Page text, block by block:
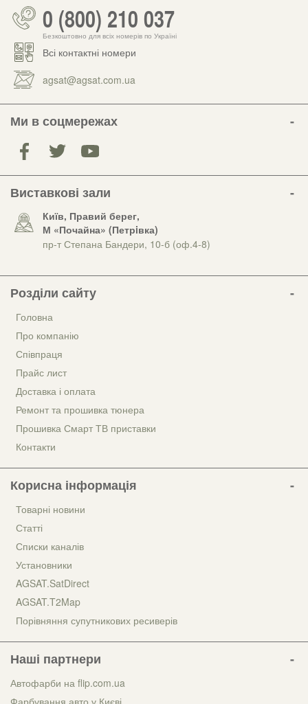
0 (800) 210 037
Безкоштовно для всіх номерів по Україні
Всі контактні номери
agsat@agsat.com.ua
Ми в соцмережах
Виставкові зали
Київ, Правий берег,
М «Почайна» (Петрiвка)
пр-т Степана Бандери, 10-б (оф.4-8)
Розділи сайту
Головна
Про компанію
Співпраця
Прайс лист
Доставка і оплата
Ремонт та прошивка тюнера
Прошивка Смарт ТВ приставки
Контакти
Корисна інформація
Товарні новини
Статті
Списки каналів
Установники
AGSAT.SatDirect
AGSAT.T2Map
Порівняння супутникових ресиверів
Наші партнери
Автофарби на flip.com.ua